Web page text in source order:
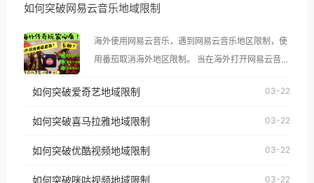
示语。 海外用户如香港、澳门、台湾、美国、加拿
像其他音乐平台一样，出现地区及版权限制问题，且
仅能在中国大陆地区播放。 遇到这个问题的朋友们，
台湾、美国、加拿大、澳大利亚、欧洲等国家和地区
权限制所困扰。
如何突破网易云音乐地域限制
海外使用网易云音乐，遇到网易云音乐地区限制，使
用番茄取消海外地区限制。 当在海外打开网易云音
播放”的提示语。 海外用户如香港、澳门、台湾、美
制问题，且仅能在中国大陆地区播放。 遇到这个问题
如何突破爱奇艺地域限制 03-22
如何突破喜马拉雅地域限制 03-22
如何突破优酷视频地域限制 03-22
如何突破咪咕视频地域限制 03-22